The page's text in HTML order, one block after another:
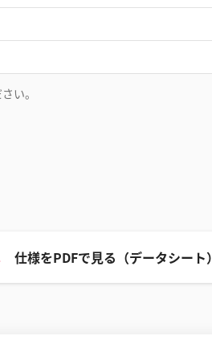
い。
仕様をPDFで見る（データシート）